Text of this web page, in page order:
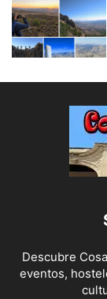
Descubre
eventos,